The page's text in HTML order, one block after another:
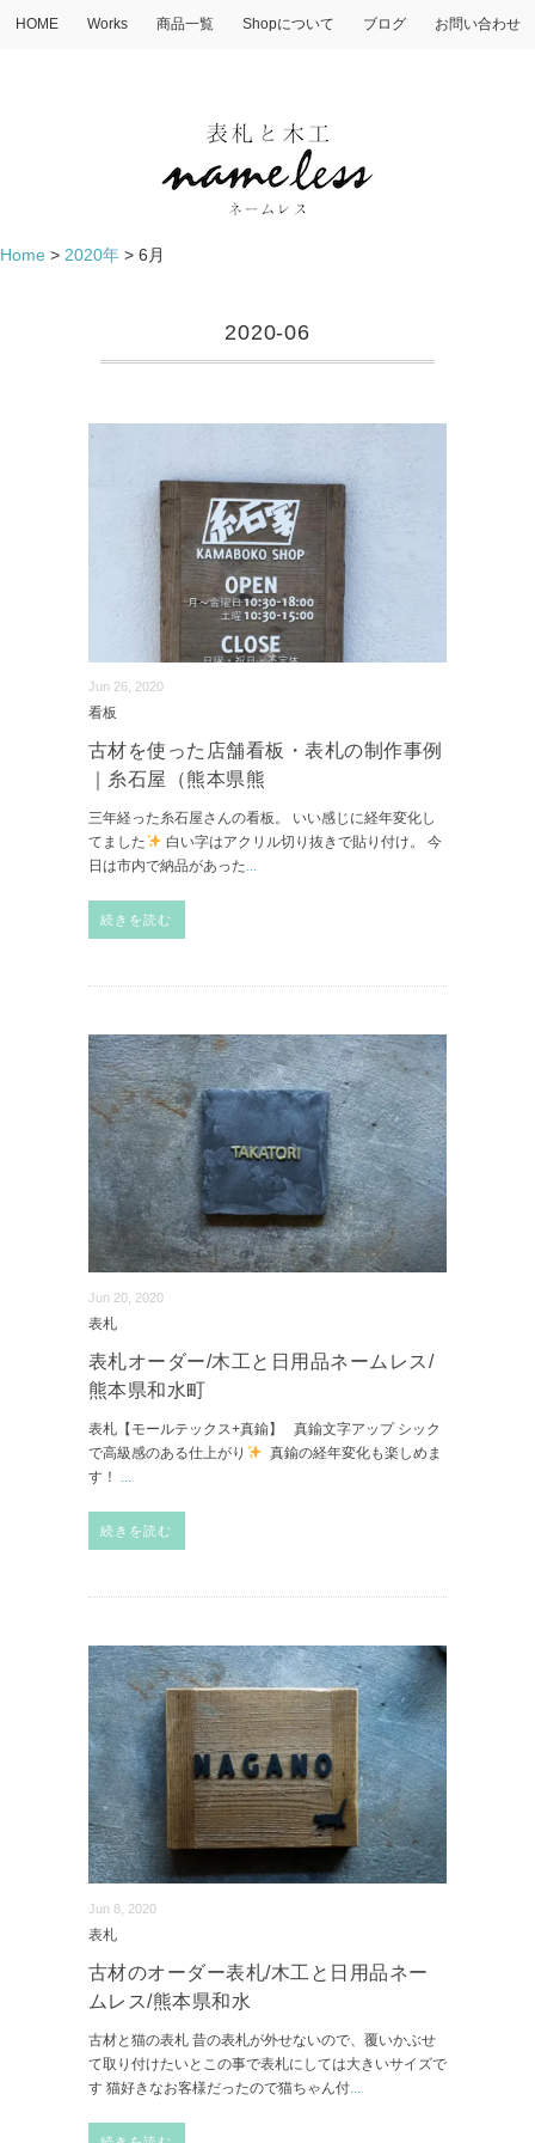
HOME Works 商品一覧 Shopについて ブログ お問い合わせ
Home > 2020年 > 6月
2020-06
Jun 26, 2020
看板
古材を使った店舗看板・表札の制作事例
｜糸石屋（熊本県熊
三年経った糸石屋さんの看板。 いい感じに経年変化し
てました
白い字はアクリル切り抜きで貼り付け。 今
日は市内で納品があった...
続きを読む
Jun 20, 2020
表札
表札オーダー/木工と日用品ネームレス/
熊本県和水町
表札【モールテックス+真鍮】 真鍮文字アップ シック
で高級感のある仕上がり
真鍮の経年変化も楽しめま
す！ ...
続きを読む
Jun 8, 2020
表札
古材のオーダー表札/木工と日用品ネー
ムレス/熊本県和水
古材と猫の表札 昔の表札が外せないので、覆いかぶせ
て取り付けたいとこの事で表札にしては大きいサイズで
す 猫好きなお客様だったので猫ちゃん付...